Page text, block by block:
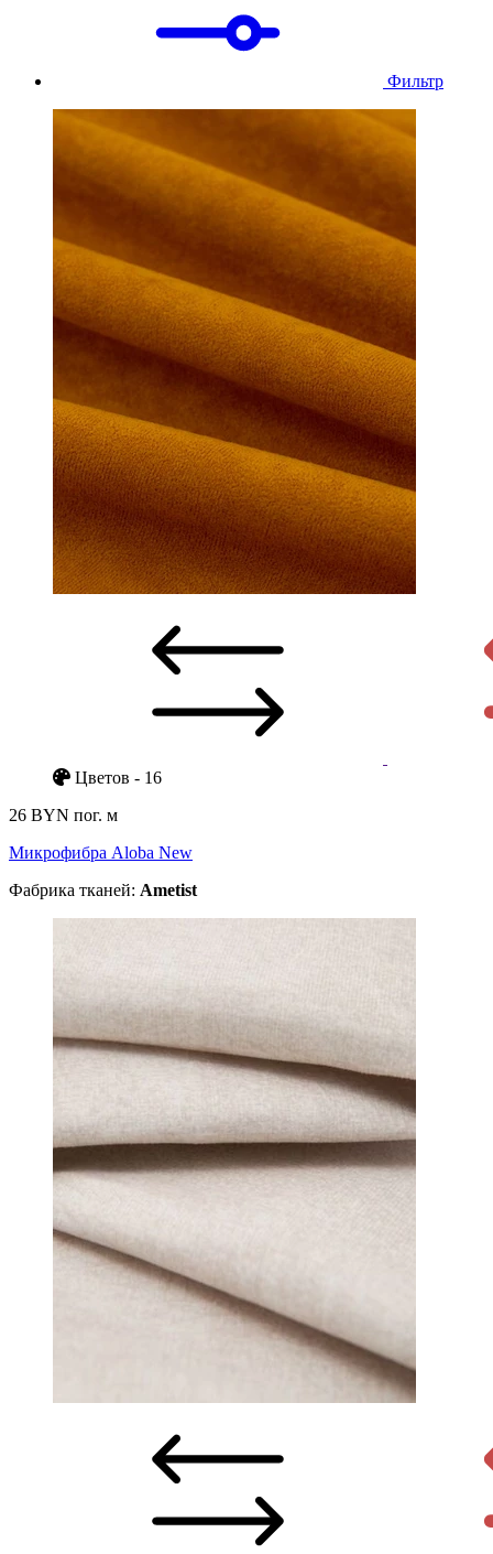
Фильтр
Цветов - 16
26 BYN пог. м
Микрофибра Aloba New
Фабрика тканей: Ametist